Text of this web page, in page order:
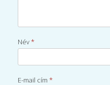
Név*
E-mail cím *